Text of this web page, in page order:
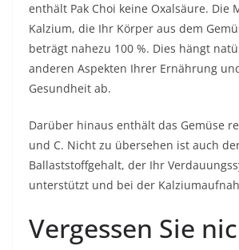
enthält Pak Choi keine Oxalsäure. Die
Kalzium, die Ihr Körper aus dem
beträgt nahezu 100 %. Dies hängt
anderen Aspekten Ihrer Ernährung
Gesundheit ab.
Darüber hinaus enthält das Gemüse
und C. Nicht zu übersehen ist auch
Ballaststoffgehalt, der Ihr
unterstützt und bei der
Vergessen Sie